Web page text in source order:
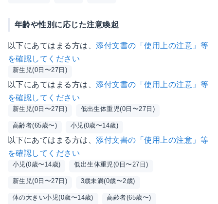
年齢や性別に応じた注意喚起
以下にあてはまる方は、添付文書の「使用上の注意」等
を確認してください
新生児(0日〜27日)
以下にあてはまる方は、添付文書の「使用上の注意」等
を確認してください
新生児(0日〜27日) 低出生体重児(0日〜27日)
高齢者(65歳〜) 小児(0歳〜14歳)
以下にあてはまる方は、添付文書の「使用上の注意」等
を確認してください
小児(0歳〜14歳) 低出生体重児(0日〜27日)
新生児(0日〜27日) 3歳未満(0歳〜2歳)
体の大きい小児(0歳〜14歳) 高齢者(65歳〜)